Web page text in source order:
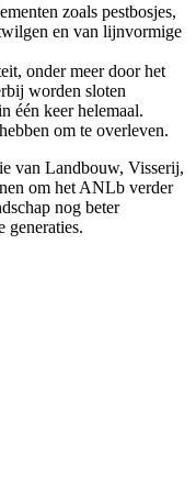
zoals pestbosjes,
en van lijnvormige
onder meer door het
worden sloten
één keer helemaal.
om te overleven.
van Landbouw, Visserij,
om het ANLb verder
nog beter
generaties.